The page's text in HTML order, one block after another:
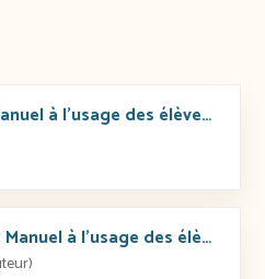
Poudlard, Manuel à l’usage des élèves de première année
Poudlard, le Manuel à l’usage des élèves de 2e année